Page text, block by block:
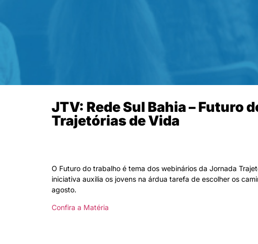
JTV: Rede Sul Bahia – Futuro
Trajetórias de Vida
O Futuro do trabalho é tema dos webinários da Jornada
iniciativa auxilia os jovens na árdua tarefa de escolher os
agosto.
Confira a Matéria